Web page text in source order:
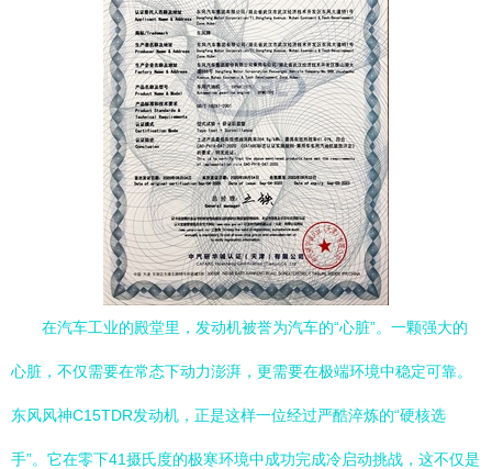
在汽车工业的殿堂里，发动机被誉为汽车的“心脏”。一颗强大的
心脏，不仅需要在常态下动力澎湃，更需要在极端环境中稳定可靠。
东风风神C15TDR发动机，正是这样一位经过严酷淬炼的“硬核选
手”。它在零下41摄氏度的极寒环境中成功完成冷启动挑战，这不仅是